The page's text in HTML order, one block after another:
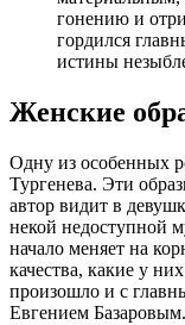
гонению и
гордился
истины
Женские
Одну из особенных
Тургенева. Эти
автор видит в
некой недоступной
начало меняет на
качества, какие у
произошло и с
Евгением Базаровым.